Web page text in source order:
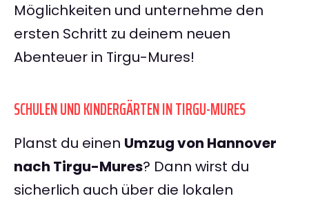
Möglichkeiten und unternehme den
ersten Schritt zu deinem neuen
Abenteuer in Tirgu-Mures!
SCHULEN UND KINDERGÄRTEN IN TIRGU-MURES
Planst du einen Umzug von Hannover
nach Tirgu-Mures? Dann wirst du
sicherlich auch über die lokalen